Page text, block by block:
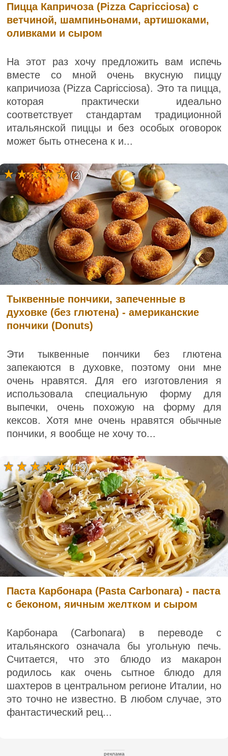
Пицца Капричоза (Pizza Capricciosa) с
ветчиной, шампиньонами, артишоками,
оливками и сыром
На этот раз хочу предложить вам испечь
вместе со мной очень вкусную пиццу
капричиоза (Pizza Capricciosa). Это та пицца,
которая практически идеально
соответствует стандартам традиционной
итальянской пиццы и без особых оговорок
может быть отнесена к и...
Тыквенные пончики, запеченные в
духовке (без глютена) - американские
пончики (Donuts)
Эти тыквенные пончики без глютена
запекаются в духовке, поэтому они мне
очень нравятся. Для его изготовления я
использовала специальную форму для
выпечки, очень похожую на форму для
кексов. Хотя мне очень нравятся обычные
пончики, я вообще не хочу то...
(2)
Паста Карбонара (Pasta Carbonara) - паста
с беконом, яичным желтком и сыром
Карбонара (Carbonara) в переводе с
итальянского означала бы угольную печь.
Считается, что это блюдо из макарон
родилось как очень сытное блюдо для
шахтеров в центральном регионе Италии, но
это точно не известно. В любом случае, это
фантастический рец...
(13)
реклама